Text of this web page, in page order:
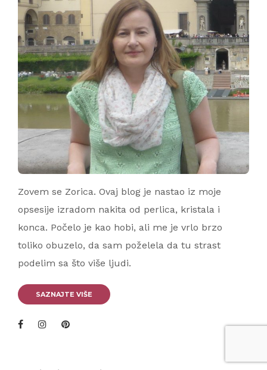
Zovem se Zorica. Ovaj blog je nastao iz moje
opsesije izradom nakita od perlica, kristala i
konca. Počelo je kao hobi, ali me je vrlo brzo
toliko obuzelo, da sam poželela da tu strast
podelim sa što više ljudi.
SAZNAJTE VIŠE